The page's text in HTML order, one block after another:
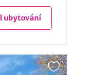
ubytování